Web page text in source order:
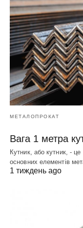
МЕТАЛОПРОКАТ
Вага 1 метра
Кутник, або кутник, -
основних елементів
1 тиждень ago